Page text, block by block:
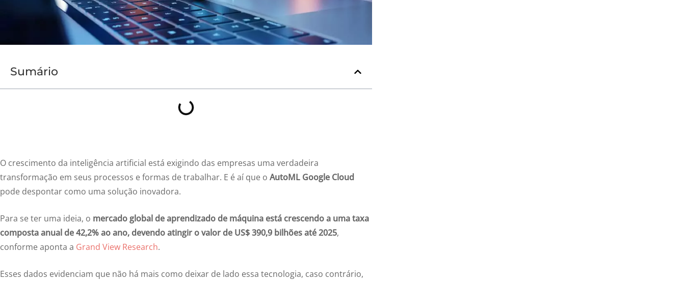
Sumário
O crescimento da inteligência artificial está exigindo das empresas uma verdadeira
transformação em seus processos e formas de trabalhar. E é aí que o AutoML Google Cloud
pode despontar como uma solução inovadora.
Para se ter uma ideia, o mercado global de aprendizado de máquina está crescendo a uma taxa
composta anual de 42,2% ao ano, devendo atingir o valor de US$ 390,9 bilhões até 2025,
conforme aponta a Grand View Research.
Esses dados evidenciam que não há mais como deixar de lado essa tecnologia, caso contrário,